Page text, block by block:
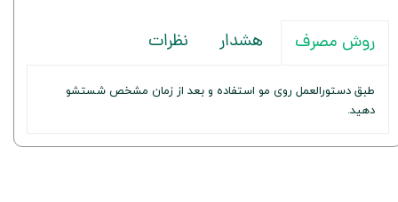
روش مصرف هشدار نظرات
طبق دستورالعمل روی مو استفاده و بعد از زمان مشخص شستشو
دهید.